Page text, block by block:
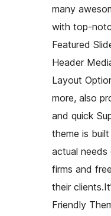
many
with top-
Featured
Header
Layout
more, also
and quick
theme is
actual
firms and
their
Friendly